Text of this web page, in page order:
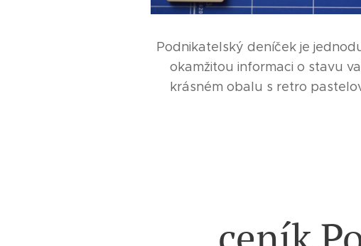
Podnikatelský deníček je
okamžitou informaci o stavu
krásném obalu s retro